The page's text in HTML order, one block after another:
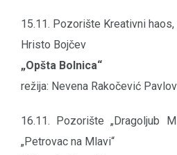
15.11. Pozorište Kreativni
Hristo Bojčev
„Opšta Bolnica“
režija: Nevena Rakočević
16.11. Pozorište „Dragoljub
„Petrovac na Mlavi“